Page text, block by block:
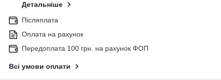
Детальніше
Післяплата
Оплата на рахунок
Передоплата 100 грн. на рахунок ФОП
Всі умови оплати